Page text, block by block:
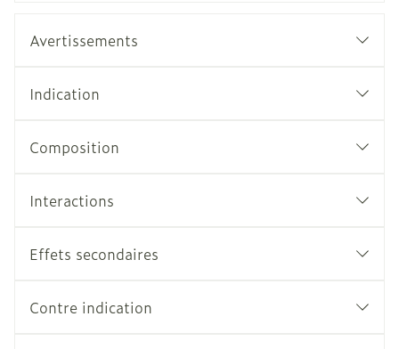
Avertissements
Indication
Composition
Interactions
Effets secondaires
Contre indication